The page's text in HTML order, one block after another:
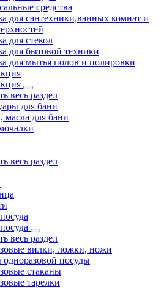
средства
для сантехники,ванных комнат и
для стекол
для бытовой техники
для мытья полов и полировки
весь раздел
для бани
масла для бани
весь раздел
весь раздел
вилки, ложки, ножи
посуды
стаканы
тарелки